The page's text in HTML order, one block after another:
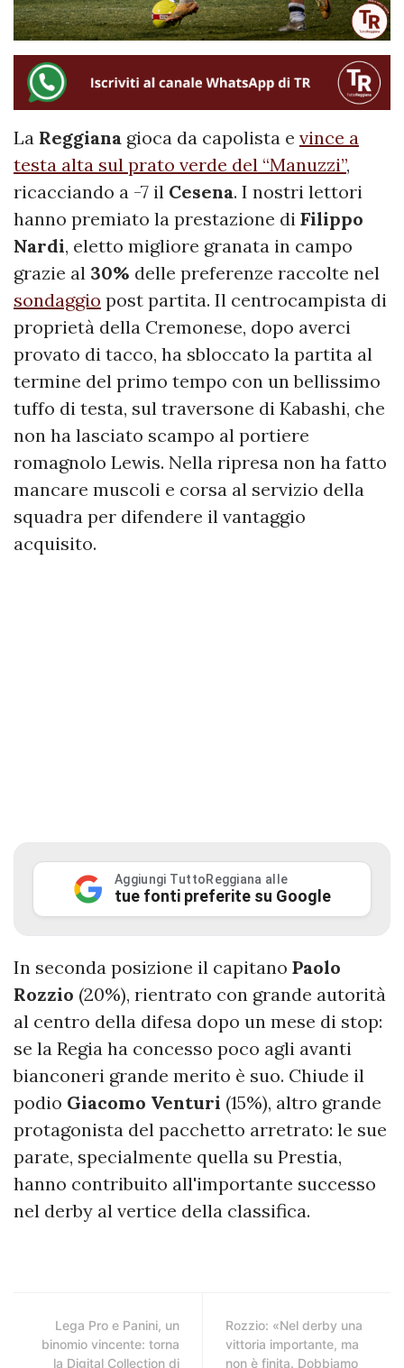
La Reggiana gioca da capolista e vince a
testa alta sul prato verde del “Manuzzi”,
ricacciando a -7 il Cesena. I nostri lettori
hanno premiato la prestazione di Filippo
Nardi, eletto migliore granata in campo
grazie al 30% delle preferenze raccolte nel
sondaggio post partita. Il centrocampista di
proprietà della Cremonese, dopo averci
provato di tacco, ha sbloccato la partita al
termine del primo tempo con un bellissimo
tuffo di testa, sul traversone di Kabashi, che
non ha lasciato scampo al portiere
romagnolo Lewis. Nella ripresa non ha fatto
mancare muscoli e corsa al servizio della
squadra per difendere il vantaggio
acquisito.
Aggiungi TuttoReggiana alle
tue fonti preferite su Google
In seconda posizione il capitano Paolo
Rozzio (20%), rientrato con grande autorità
al centro della difesa dopo un mese di stop:
se la Regia ha concesso poco agli avanti
bianconeri grande merito è suo. Chiude il
podio Giacomo Venturi (15%), altro grande
protagonista del pacchetto arretrato: le sue
parate, specialmente quella su Prestia,
hanno contribuito all'importante successo
nel derby al vertice della classifica.
Lega Pro e Panini, un
binomio vincente: torna
la Digital Collection di
Rozzio: «Nel derby una
vittoria importante, ma
non è finita. Dobbiamo